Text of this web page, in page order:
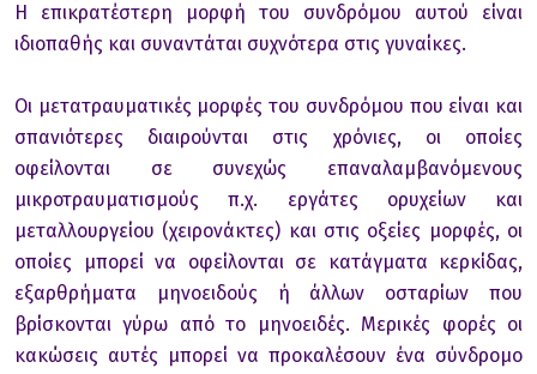
Η επικρατέστερη μορφή του συνδρόμου αυτού είναι
ιδιοπαθής και συναντάται συχνότερα στις γυναίκες.
Οι μετατραυματικές μορφές του συνδρόμου που είναι και
σπανιότερες διαιρούνται στις χρόνιες, οι οποίες
οφείλονται σε συνεχώς επαναλαμβανόμενους
μικροτραυματισμούς π.χ. εργάτες ορυχείων και
μεταλλουργείου (χειρονάκτες) και στις οξείες μορφές, οι
οποίες μπορεί να οφείλονται σε κατάγματα κερκίδας,
εξαρθρήματα μηνοειδούς ή άλλων οσταρίων που
βρίσκονται γύρω από το μηνοειδές. Μερικές φορές οι
κακώσεις αυτές μπορεί να προκαλέσουν ένα σύνδρομο